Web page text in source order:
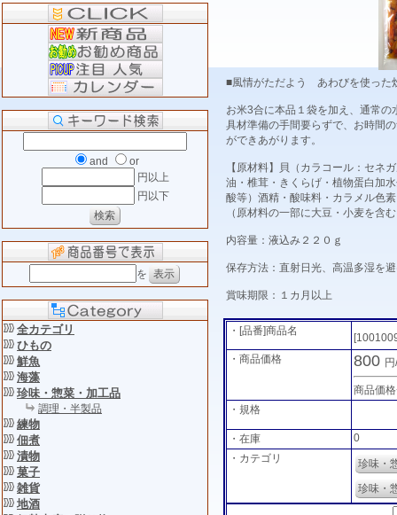
and
or
円以上
円以下
を
全カテゴリ
ひもの
鮮魚
海藻
珍味・惣菜・加工品
調理・半製品
練物
佃煮
漬物
菓子
雑貨
地酒
■風情がただよう あわびを使った
お米3合に本品１袋を加え、通常
具材準備の手間要らずで、お時間
ができあがります。
【原材料】貝（カラコール：セネ
油・椎茸・きくらげ・植物蛋白加
酸等）酒精・酸味料・カラメル色
（原材料の一部に大豆・小麦を含
内容量：液込み２２０ｇ
保存方法：直射日光、高温多湿を
賞味期限：１カ月以上
・[品番]商品名
・商品価格
800
商品価
・規格
・在庫
0
・カテゴリ
珍味・
珍味・